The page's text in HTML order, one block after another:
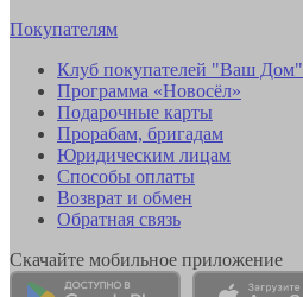
Покупателям
Клуб покупателей "Ваш Дом"
Программа «Новосёл»
Подарочные карты
Прорабам, бригадам
Юридическим лицам
Способы оплаты
Возврат и обмен
Обратная связь
Скачайте мобильное приложение